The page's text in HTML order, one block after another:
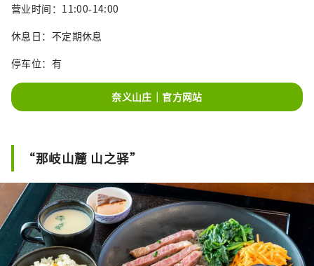
营业时间：11:00-14:00
休息日：不定期休息
停车位：有
奈义山庄｜官方网站
“那岐山麓 山之驿”